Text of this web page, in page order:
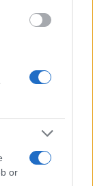
or
0 με τη